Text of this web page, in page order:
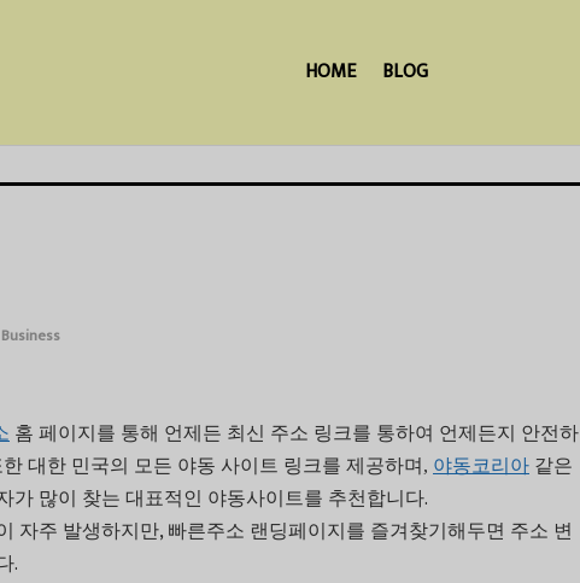
HOME BLOG
Business
홈 페이지를 통해 언제든 최신 주소 링크를 통하여 언제든지
안전하
한 대한 민국의 모든 야동 사이트 링크를 제공하며 , 야동코리아 같은
가 많이 찾는 대표적인 야동사이트를 추천합니다.
자주 발생하지만, 빠른주소 랜딩페이지 를 즐겨찾기해두면 주소 변
.